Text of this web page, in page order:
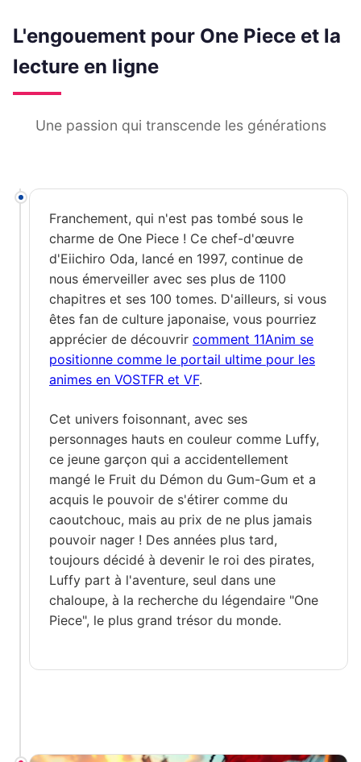
L'engouement pour One Piece et la
lecture en ligne
Une passion qui transcende les générations
Franchement, qui n'est pas tombé sous le
charme de One Piece ! Ce chef-d'œuvre
d'Eiichiro Oda, lancé en 1997, continue de
nous émerveiller avec ses plus de 1100
chapitres et ses 100 tomes. D'ailleurs, si vous
êtes fan de culture japonaise, vous pourriez
apprécier de découvrir comment 11Anim se
positionne comme le portail ultime pour les
animes en VOSTFR et VF.
Cet univers foisonnant, avec ses
personnages hauts en couleur comme Luffy,
ce jeune garçon qui a accidentellement
mangé le Fruit du Démon du Gum-Gum et a
acquis le pouvoir de s'étirer comme du
caoutchouc, mais au prix de ne plus jamais
pouvoir nager ! Des années plus tard,
toujours décidé à devenir le roi des pirates,
Luffy part à l'aventure, seul dans une
chaloupe, à la recherche du légendaire "One
Piece", le plus grand trésor du monde.